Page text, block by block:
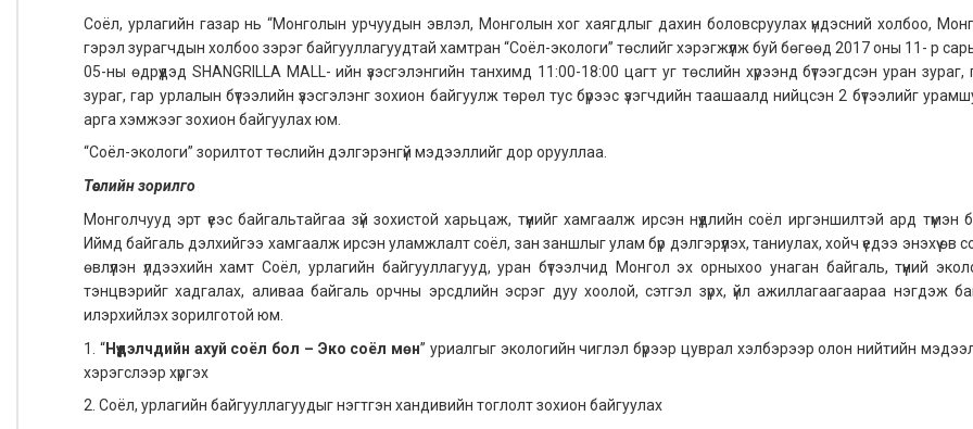
Соёл, урлагийн газар нь “Монголын урчуудын эвлэл, Монголын хог хаягдлыг дахин боловсруулах үндэсний холбоо,
гэрэл зурагчдын холбоо зэрэг байгууллагуудтай хамтран “Соёл-экологи” төслийг хэрэгжүүлж буй бөгөөд 2017 оны 11- р
05-ны өдрүүдэд SHANGRILLA MALL- ийн үзэсгэлэнгийн танхимд 11:00-18:00 цагт уг төслийн хүрээнд бүтээгдсэн уран зураг,
зураг, гар урлалын бүтээлийн үзэсгэлэнг зохион байгуулж төрөл тус бүрээс үзэгчдийн таашаалд нийцсэн 2 бүтээлийг
арга хэмжээг зохион байгуулах юм.
“Соёл-экологи” зорилтот төслийн дэлгэрэнгүй мэдээллийг дор орууллаа.
Төслийн зорилго
Монголчууд эрт үеэс байгальтайгаа зүй зохистой харьцаж, түүнийг хамгаалж ирсэн нүүдлийн соёл иргэншилтэй ард түмэн
Иймд байгаль дэлхийгээ хамгаалж ирсэн уламжлалт соёл, зан заншлыг улам бүр дэлгэрүүлэх, таниулах, хойч үедээ энэхүү өв
өвлүүлэн үлдээхийн хамт Соёл, урлагийн байгууллагууд, уран бүтээлчид Монгол эх орныхоо унаган байгаль, түүний
тэнцвэрийг хадгалах, аливаа байгаль орчны эрсдлийн эсрэг дуу хоолой, сэтгэл зүрх, үйл ажиллагаагаараа нэгдэж
илэрхийлэх зорилготой юм.
1. “Нүүдэлчдийн ахуй соёл бол – Эко соёл мөн” уриалгыг экологийн чиглэл бүрээр цуврал хэлбэрээр олон нийтийн
хэрэгслээр хүргэх
2. Соёл, урлагийн байгууллагуудыг нэгтгэн хандивийн тоглолт зохион байгуулах